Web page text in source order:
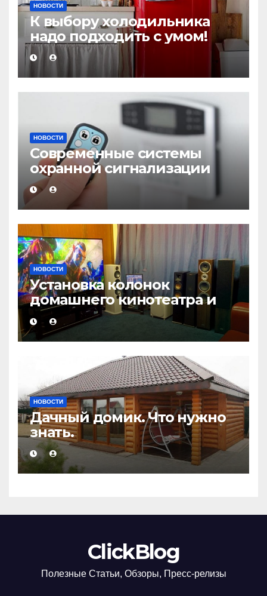
НОВОСТИ
К выбору холодильника
надо подходить с умом!
НОВОСТИ
Современные системы
охранной сигнализации
НОВОСТИ
Установка колонок
домашнего кинотеатра и
настройка звука
НОВОСТИ
Дачный домик. Что нужно
знать.
ClickBlog
Полезные Статьи, Обзоры, Пресс-релизы